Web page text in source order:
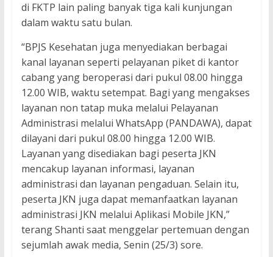
di FKTP lain paling banyak tiga kali kunjungan
dalam waktu satu bulan.
“BPJS Kesehatan juga menyediakan berbagai
kanal layanan seperti pelayanan piket di kantor
cabang yang beroperasi dari pukul 08.00 hingga
12.00 WIB, waktu setempat. Bagi yang mengakses
layanan non tatap muka melalui Pelayanan
Administrasi melalui WhatsApp (PANDAWA), dapat
dilayani dari pukul 08.00 hingga 12.00 WIB.
Layanan yang disediakan bagi peserta JKN
mencakup layanan informasi, layanan
administrasi dan layanan pengaduan. Selain itu,
peserta JKN juga dapat memanfaatkan layanan
administrasi JKN melalui Aplikasi Mobile JKN,”
terang Shanti saat menggelar pertemuan dengan
sejumlah awak media, Senin (25/3) sore.